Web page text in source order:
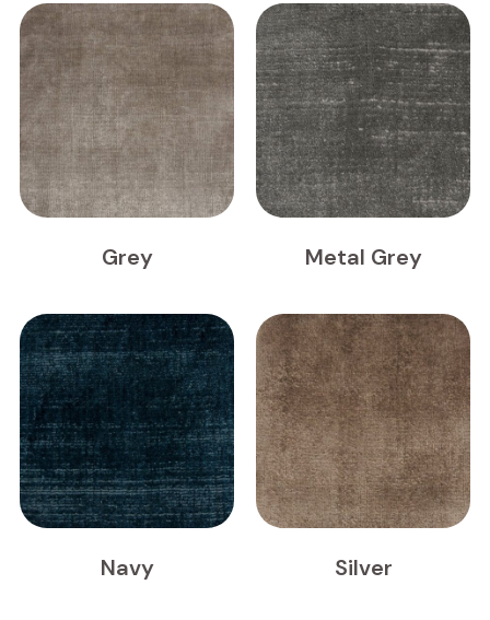
Grey Metal Grey
Navy Silver